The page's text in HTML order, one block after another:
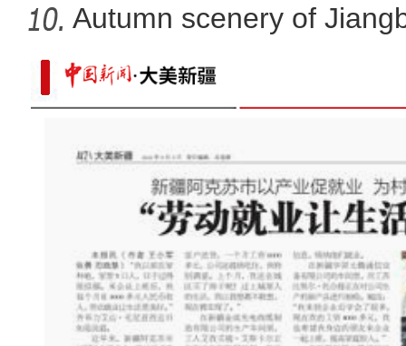
新疆那拉提草原雪景宛
Autumn scenery of